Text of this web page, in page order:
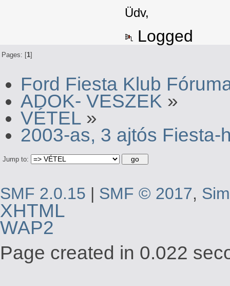
Üdv,
Logged
Pages: [1]
Ford Fiesta Klub
ADOK- VESZEK »
VÉTEL »
2003-as, 3 ajtós Fiesta-
Jump to:
SMF 2.0.15 | SMF © 2017,
XHTML
WAP2
Page created in 0.022